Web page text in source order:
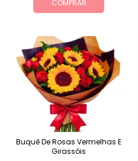
COMPRAR
Buquê De Rosas Vermelhas E
Girassóis